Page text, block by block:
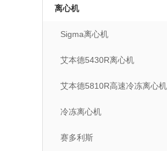
离心机
Sigma离心机
艾本德5430R离心机
艾本德5810R高速冷冻离心机
冷冻离心机
赛多利斯